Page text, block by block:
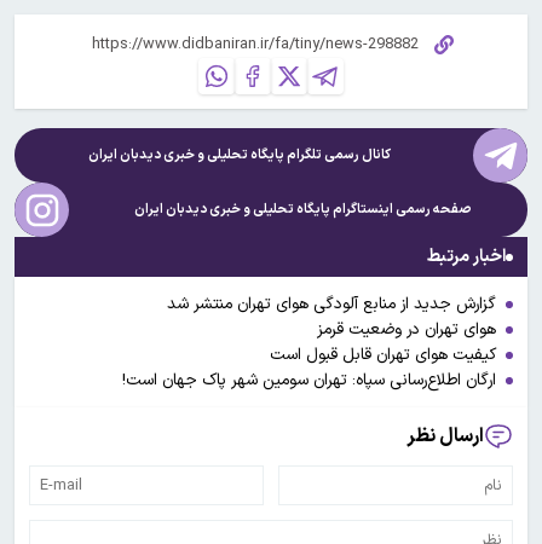
کانال رسمی تلگرام پایگاه تحلیلی و خبریدیدبان ایران
صفحه رسمی اینستاگرام پایگاه تحلیلی و خبریدیدبان ایران
اخبار مرتبط
گزارش جدید از منابع آلودگی هوای تهران منتشر شد
هوای تهران در وضعیت قرمز
کیفیت هوای تهران قابل قبول است
ارگان اطلاع‌رسانی سپاه: تهران سومین شهر پاک جهان است!
ارسال نظر